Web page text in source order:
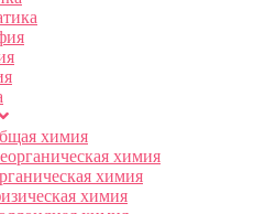
химия
химия
химия
химия